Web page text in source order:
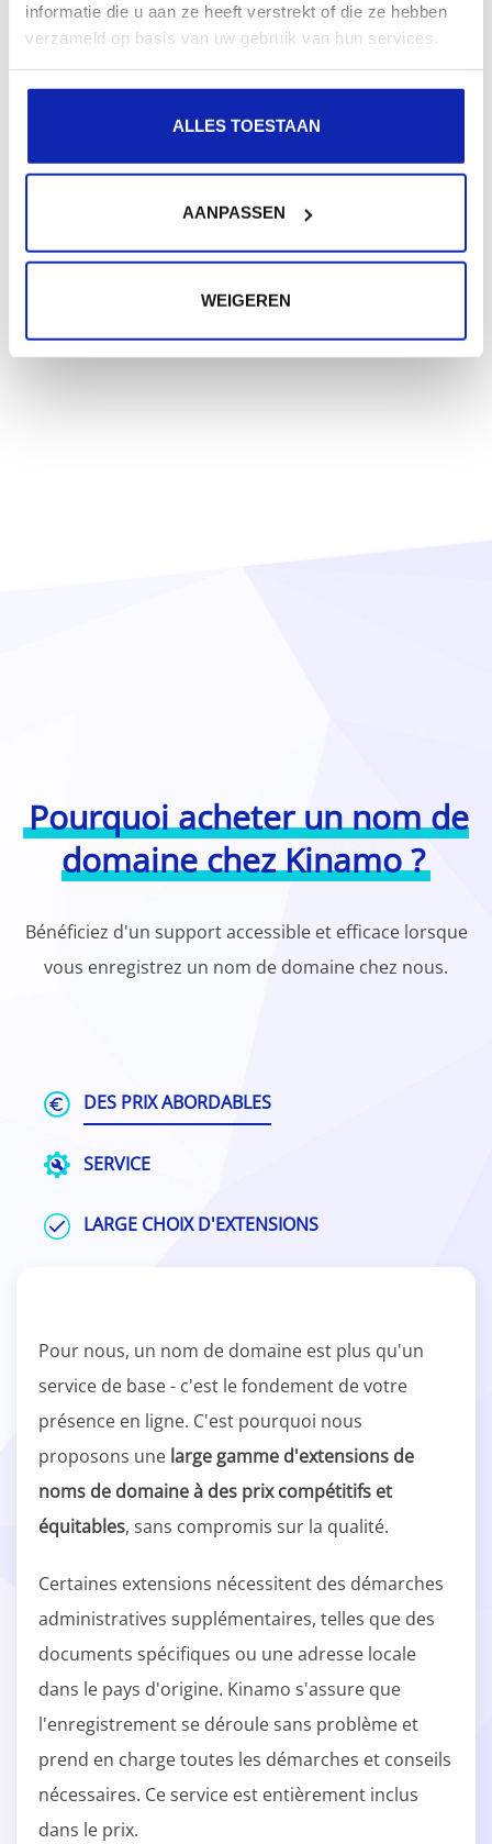
informatie die u aan ze heeft verstrekt of die ze hebben
verzameld op basis van uw gebruik van hun services.
ALLES TOESTAAN
AANPASSEN
WEIGEREN
.se
42,99 €
.no
/ an
Pourquoi acheter un nom de
domaine chez Kinamo ?
Bénéficiez d'un support accessible et efficace lorsque
vous enregistrez un nom de domaine chez nous.
DES PRIX ABORDABLES
SERVICE
LARGE CHOIX D'EXTENSIONS
Pour nous, un nom de domaine est plus qu'un
service de base - c'est le fondement de votre
présence en ligne. C'est pourquoi nous
proposons une large gamme d'extensions de
noms de domaine à des prix compétitifs et
équitables, sans compromis sur la qualité.
Certaines extensions nécessitent des démarches
administratives supplémentaires, telles que des
documents spécifiques ou une adresse locale
dans le pays d'origine. Kinamo s'assure que
l'enregistrement se déroule sans problème et
prend en charge toutes les démarches et conseils
nécessaires. Ce service est entièrement inclus
dans le prix.